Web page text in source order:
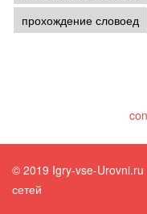
прохождение словоед
© 2019 Igry-vse-
сетей